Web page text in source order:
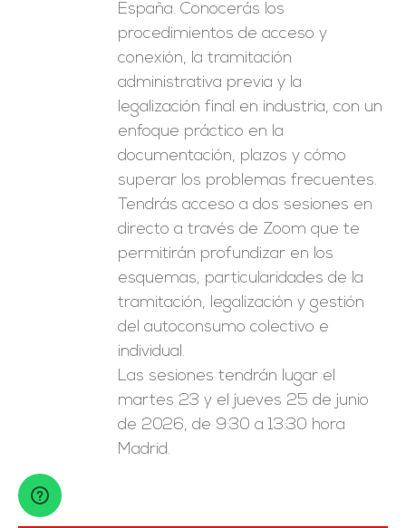
España. Conocerás los
procedimientos de acceso y
conexión, la tramitación
administrativa previa y la
legalización final en industria, con un
enfoque práctico en la
documentación, plazos y cómo
superar los problemas frecuentes.
Tendrás acceso a dos sesiones en
directo a través de Zoom que te
permitirán profundizar en los
esquemas, particularidades de la
tramitación, legalización y gestión
del autoconsumo colectivo e
individual.
Las sesiones tendrán lugar el
martes 23 y el jueves 25 de junio
de 2026, de 9:30 a 13:30 hora
Madrid.